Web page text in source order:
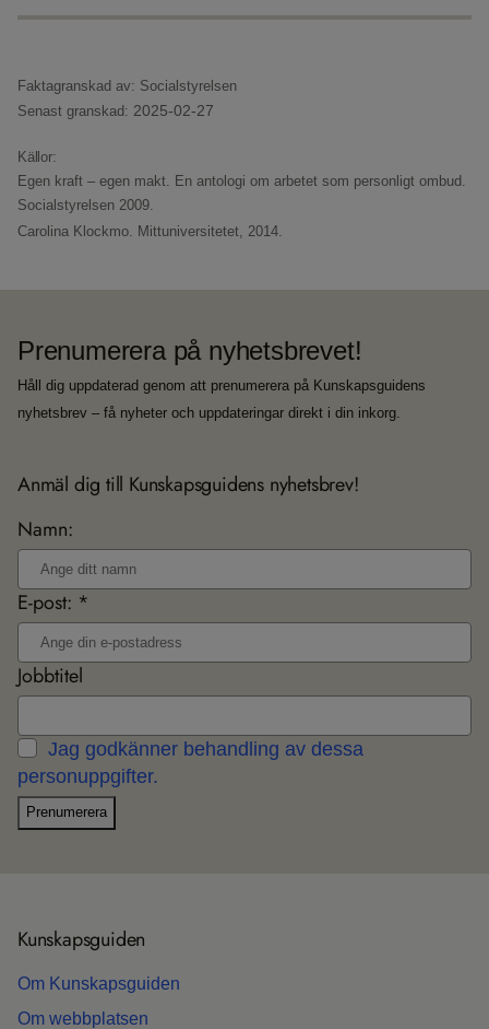
Faktagranskad av: Socialstyrelsen
Senast granskad: 2025-02-27
Källor:
Egen kraft – egen makt. En antologi om arbetet som personligt ombud.
Socialstyrelsen 2009.
Carolina Klockmo. Mittuniversitetet, 2014.
Prenumerera på nyhetsbrevet!
Håll dig uppdaterad genom att prenumerera på Kunskapsguidens
nyhetsbrev – få nyheter och uppdateringar direkt i din inkorg.
Anmäl dig till Kunskapsguidens nyhetsbrev!
Namn:
E-post: *
Jobbtitel
Jag godkänner behandling av dessa
personuppgifter.
Prenumerera
Kun­skaps­gui­den
Om Kun­skaps­gui­den
Om webb­plat­sen